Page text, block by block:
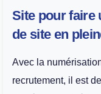
Site pour faire
de site en
Avec la
recrutement, il est